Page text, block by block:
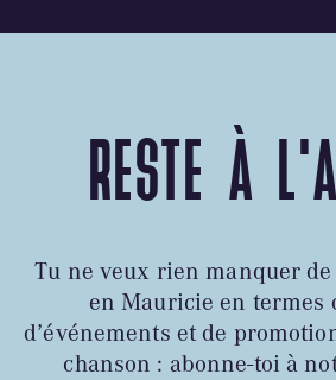
RESTE À
Tu ne veux rien manquer
en Mauricie en termes
d’événements et de
chanson : abonne-toi à